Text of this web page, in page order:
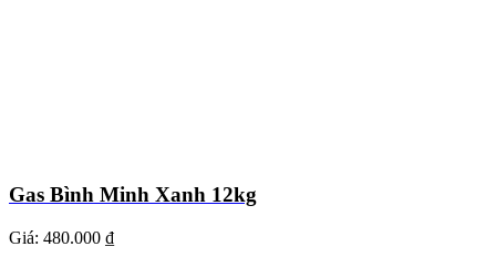
Gas Bình Minh Xanh 12kg
Giá: 480.000 ₫